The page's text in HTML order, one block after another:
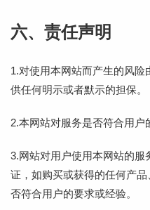
六、责任声明
1.对使用本网站而产生的风
供任何明示或者默示的担保。
2.本网站对服务是否符合用户
3.网站对用户使用本网站的
证，如购买或获得的任何产
否符合用户的要求或经验。